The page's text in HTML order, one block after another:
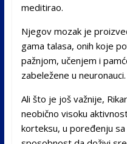
meditirao.
Njegov mozak je
gama talasa, onih koje
pažnjom, učenjem i
zabeležene u neuronauci.
Ali što je još važnije,
neobično visoku
korteksu, u poređenju